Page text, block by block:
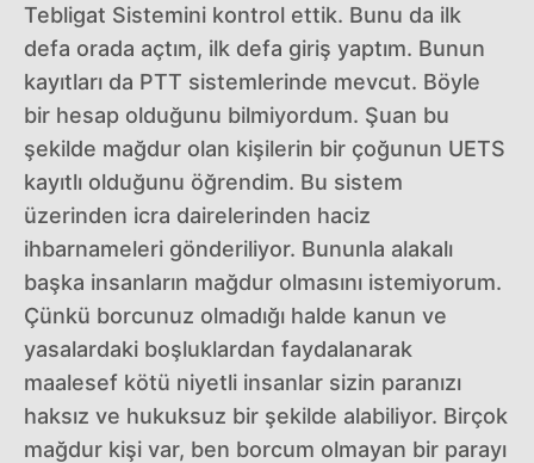
Tebligat Sistemini kontrol ettik. Bunu da ilk
defa orada açtım, ilk defa giriş yaptım. Bunun
kayıtları da PTT sistemlerinde mevcut. Böyle
bir hesap olduğunu bilmiyordum. Şuan bu
şekilde mağdur olan kişilerin bir çoğunun UETS
kayıtlı olduğunu öğrendim. Bu sistem
üzerinden icra dairelerinden haciz
ihbarnameleri gönderiliyor. Bununla alakalı
başka insanların mağdur olmasını istemiyorum.
Çünkü borcunuz olmadığı halde kanun ve
yasalardaki boşluklardan faydalanarak
maalesef kötü niyetli insanlar sizin paranızı
haksız ve hukuksuz bir şekilde alabiliyor. Birçok
mağdur kişi var, ben borcum olmayan bir parayı